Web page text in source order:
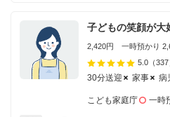
子どもの笑顔が大
2,420円 一時預かり
5.0 （337
30分送迎 家事 病
こども家庭庁 一時